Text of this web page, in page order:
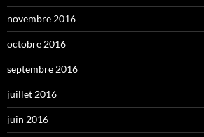
novembre 2016
octobre 2016
septembre 2016
juillet 2016
juin 2016